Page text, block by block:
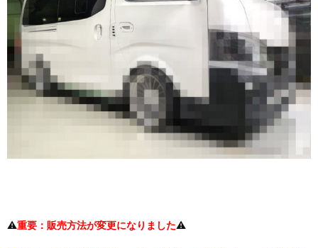
⚠重要：販売方法が変更になりました⚠